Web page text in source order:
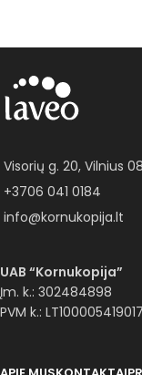
Visorių g. 20, Vilnius
+3706 041 0184
info@kornukopija.lt
UAB “Kornukopija”
Įm. k.: 302484898
PVM k.: LT100005419017